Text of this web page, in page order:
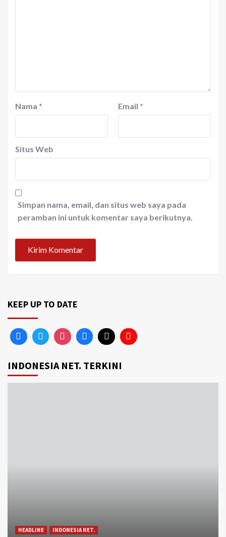
Nama * Email *
Situs Web
Simpan nama, email, dan situs web saya pada
peramban ini untuk komentar saya berikutnya.
KEEP UP TO DATE
INDONESIA NET. TERKINI
HEADLINE INDONESIA NET.